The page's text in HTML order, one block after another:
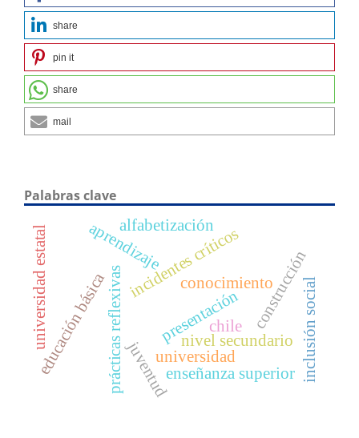
share
pin it
share
mail
Palabras clave
presentación
prácticas reflexivas
incidentes críticos
nivel secundario
educación básica
aprendizaje
conocimientoconstrucción
universidad
chile inclusión social
universidad estatal
juventud
alfabetización
enseñanza superior